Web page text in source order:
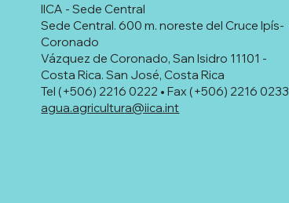
IICA - Sede Central
Sede Central. 600 m. noreste del Cruce Ipís-
Coronado
Vázquez de Coronado, San Isidro 11101 -
Costa Rica. San José, Costa Rica
Tel (+506) 2216 0222 • Fax (+506) 2216 0233
agua.agricultura@iica.int